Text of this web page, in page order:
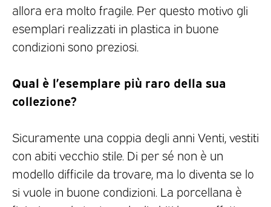
allora era molto fragile. Per questo motivo gli
esemplari realizzati in plastica in buone
condizioni sono preziosi.
Qual è l’esemplare più raro della sua
collezione?
Sicuramente una coppia degli anni Venti, vestiti
con abiti vecchio stile. Di per sé non è un
modello difficile da trovare, ma lo diventa se lo
si vuole in buone condizioni. La porcellana è